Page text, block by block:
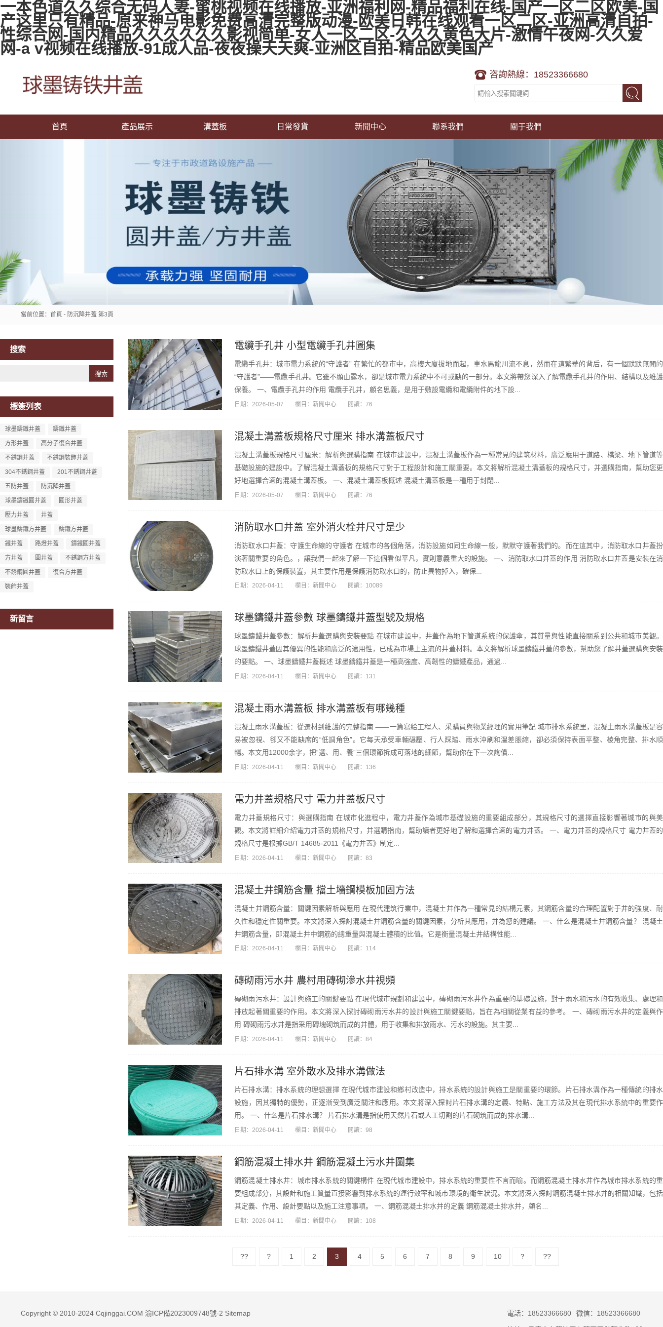
一本色道久久综合无码人妻-蜜桃视频在线播放-亚洲福利网-精品福利在线-国产一区二区欧美-国
产这里只有精品-原来神马电影免费高清完整版动漫-欧美日韩在线观看一区二区-亚洲高清自拍-
性综合网-国内精品久久久久久久影视简单-女人一区二区-久久久黄色大片-激情午夜网-久久爱
网-a v视频在线播放-91成人品-夜夜操天天爽-亚洲区自拍-精品欧美国产
咨詢熱線：18523366680
首頁 產品展示 溝蓋板 日常發貨 新聞中心 聯系我們 關于我們
當前位置： 首頁 - 防沉降井蓋 第3頁
搜索
標簽列表
球墨鑄鐵井蓋 鑄鐵井蓋
方形井蓋 高分子復合井蓋
不銹鋼井蓋 不銹鋼裝飾井蓋
304不銹鋼井蓋 201不銹鋼井蓋
五防井蓋 防沉降井蓋
球墨鑄鐵圓井蓋 圓形井蓋
壓力井蓋 井蓋
球墨鑄鐵方井蓋 鑄鐵方井蓋
鐵井蓋 路燈井蓋 鑄鐵圓井蓋
方井蓋 圓井蓋 不銹鋼方井蓋
不銹鋼圓井蓋 復合方井蓋
裝飾井蓋
新留言
電纜手孔井 小型電纜手孔井圖集
電纜手孔井：城市電力系統的“守護者” 在繁忙的都市中，高樓大廈拔地而起，車水馬龍川流不息，然而在這繁華的背后，有一個默默無聞的
“守護者”——電纜手孔井。它雖不顯山露水，卻是城市電力系統中不可或缺的一部分。本文將帶您深入了解電纜手孔井的作用、結構以及維護
保養。 一、電纜手孔井的作用 電纜手孔井，顧名思義，是用于敷設電纜和電纜附件的地下設...
日期： 2026-05-07 欄目： 新聞中心 閱讀：76
混凝土溝蓋板規格尺寸厘米 排水溝蓋板尺寸
混凝土溝蓋板規格尺寸厘米：解析與選購指南 在城市建設中，混凝土溝蓋板作為一種常見的建筑材料，廣泛應用于道路、橋梁、地下管道等
基礎設施的建設中。了解混凝土溝蓋板的規格尺寸對于工程設計和施工關重要。本文將解析混凝土溝蓋板的規格尺寸，并選購指南，幫助您更
好地選擇合適的混凝土溝蓋板。 一、混凝土溝蓋板概述 混凝土溝蓋板是一種用于封閉...
日期： 2026-05-07 欄目： 新聞中心 閱讀：76
消防取水口井蓋 室外消火栓井尺寸是少
消防取水口井蓋：守護生命線的守護者 在城市的各個角落，消防設施如同生命線一般，默默守護著我們的。而在這其中，消防取水口井蓋扮
演著關重要的角色。，讓我們一起來了解一下這個看似平凡，實則意義重大的設施。 一、消防取水口井蓋的作用 消防取水口井蓋是安裝在消
防取水口上的保護裝置，其主要作用是保護消防取水口的，防止異物掉入，確保...
日期： 2026-04-11 欄目： 新聞中心 閱讀：10089
球墨鑄鐵井蓋參數 球墨鑄鐵井蓋型號及規格
球墨鑄鐵井蓋參數：解析井蓋選購與安裝要點 在城市建設中，井蓋作為地下管道系統的保護傘，其質量與性能直接關系到公共和城市美觀。
球墨鑄鐵井蓋因其優異的性能和廣泛的適用性，已成為市場上主流的井蓋材料。本文將解析球墨鑄鐵井蓋的參數，幫助您了解井蓋選購與安裝
的要點。 一、球墨鑄鐵井蓋概述 球墨鑄鐵井蓋是一種高強度、高韌性的鑄鐵產品，通過...
日期： 2026-04-11 欄目： 新聞中心 閱讀：131
混凝土雨水溝蓋板 排水溝蓋板有哪幾種
混凝土雨水溝蓋板：從選材到維護的完整指南 ——一篇寫給工程人、采購員與物業經理的實用筆記 城市排水系統里，混凝土雨水溝蓋板是容
易被忽視、卻又不能缺席的“低調角色”。它每天承受車輛碾壓、行人踩踏、雨水沖刷和溫差脹縮，卻必須保持表面平整、棱角完整、排水順
暢。本文用12000余字，把“選、用、養”三個環節拆成可落地的細節，幫助你在下一次詢價...
日期： 2026-04-11 欄目： 新聞中心 閱讀：136
電力井蓋規格尺寸 電力井蓋板尺寸
電力井蓋規格尺寸：與選購指南 在城市化進程中，電力井蓋作為城市基礎設施的重要組成部分，其規格尺寸的選擇直接影響著城市的與美
觀。本文將詳細介紹電力井蓋的規格尺寸，并選購指南，幫助讀者更好地了解和選擇合適的電力井蓋。 一、電力井蓋的規格尺寸 電力井蓋的
規格尺寸是根據GB/T 14685-2011《電力井蓋》制定...
日期： 2026-04-11 欄目： 新聞中心 閱讀：83
混凝土井鋼筋含量 擋土墻鋼模板加固方法
混凝土井鋼筋含量：關鍵因素解析與應用 在現代建筑行業中，混凝土井作為一種常見的結構元素，其鋼筋含量的合理配置對于井的強度、耐
久性和穩定性關重要。本文將深入探討混凝土井鋼筋含量的關鍵因素，分析其應用，并為您的建議。 一、什么是混凝土井鋼筋含量？ 混凝土
井鋼筋含量，即混凝土井中鋼筋的總重量與混凝土體積的比值。它是衡量混凝土井結構性能...
日期： 2026-04-11 欄目： 新聞中心 閱讀：114
磚砌雨污水井 農村用磚砌滲水井視頻
磚砌雨污水井：設計與施工的關鍵要點 在現代城市規劃和建設中，磚砌雨污水井作為重要的基礎設施，對于雨水和污水的有效收集、處理和
排放起著關重要的作用。本文將深入探討磚砌雨污水井的設計與施工關鍵要點，旨在為相關從業有益的參考。 一、磚砌雨污水井的定義與作
用 磚砌雨污水井是指采用磚塊砌筑而成的井體，用于收集和排放雨水、污水的設施。其主要...
日期： 2026-04-11 欄目： 新聞中心 閱讀：84
片石排水溝 室外散水及排水溝做法
片石排水溝：排水系統的理想選擇 在現代城市建設和鄉村改造中，排水系統的設計與施工是關重要的環節。片石排水溝作為一種傳統的排水
設施，因其獨特的優勢，正逐漸受到廣泛關注和應用。本文將深入探討片石排水溝的定義、特點、施工方法及其在現代排水系統中的重要作
用。 一、什么是片石排水溝？ 片石排水溝是指使用天然片石或人工切割的片石砌筑而成的排水溝...
日期： 2026-04-11 欄目： 新聞中心 閱讀：98
鋼筋混凝土排水井 鋼筋混凝土污水井圖集
鋼筋混凝土排水井：城市排水系統的關鍵構件 在現代城市建設中，排水系統的重要性不言而喻。而鋼筋混凝土排水井作為城市排水系統的重
要組成部分，其設計和施工質量直接影響到排水系統的運行效率和城市環境的衛生狀況。本文將深入探討鋼筋混凝土排水井的相關知識，包括
其定義、作用、設計要點以及施工注意事項。 一、鋼筋混凝土排水井的定義 鋼筋混凝土排水井，顧名...
日期： 2026-04-11 欄目： 新聞中心 閱讀：108
?? ? 1 2 3 4 5 6 7 8 9 10 ? ??
電話：18523366680 微信：18523366680
Copyright © 2010-2024 Cqjinggai.COM 渝ICP備2023009748號-2 Sitemap